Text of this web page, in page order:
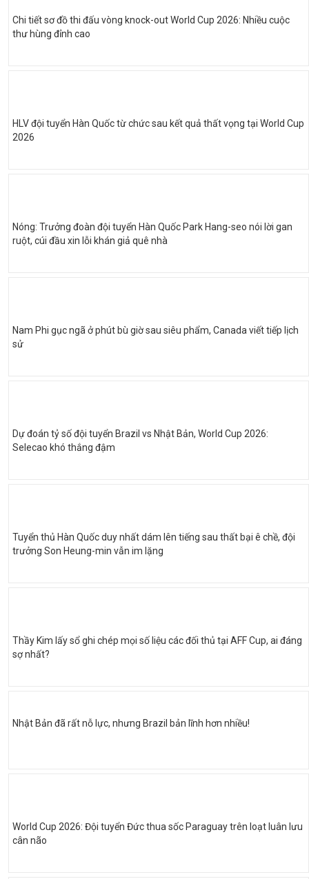
Chi tiết sơ đồ thi đấu vòng knock-out World Cup 2026: Nhiều cuộc
thư hùng đỉnh cao
HLV đội tuyển Hàn Quốc từ chức sau kết quả thất vọng tại World Cup
2026
Nóng: Trưởng đoàn đội tuyển Hàn Quốc Park Hang-seo nói lời gan
ruột, cúi đầu xin lỗi khán giả quê nhà
Nam Phi gục ngã ở phút bù giờ sau siêu phẩm, Canada viết tiếp lịch
sử
Dự đoán tỷ số đội tuyển Brazil vs Nhật Bản, World Cup 2026:
Selecao khó thắng đậm
Tuyển thủ Hàn Quốc duy nhất dám lên tiếng sau thất bại ê chề, đội
trưởng Son Heung-min vẫn im lặng
Thầy Kim lấy sổ ghi chép mọi số liệu các đối thủ tại AFF Cup, ai đáng
sợ nhất?
Nhật Bản đã rất nỗ lực, nhưng Brazil bản lĩnh hơn nhiều!
World Cup 2026: Đội tuyển Đức thua sốc Paraguay trên loạt luân lưu
cân não